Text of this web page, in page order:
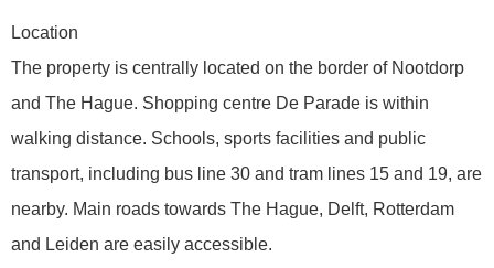
Location
The property is centrally located on the border of Nootdorp
and The Hague. Shopping centre De Parade is within
walking distance. Schools, sports facilities and public
transport, including bus line 30 and tram lines 15 and 19, are
nearby. Main roads towards The Hague, Delft, Rotterdam
and Leiden are easily accessible.